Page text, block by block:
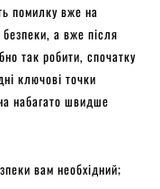
помилку вже на
а вже після
так робити, спочатку
ключові точки
набагато швидше
вам необхідний;